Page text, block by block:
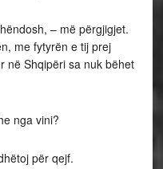
– më përgjigjet.
me fytyrën e tij prej
në Shqipëri sa nuk bëhet
nga vini?
për qejf.